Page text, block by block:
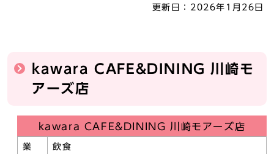
更新日： 2026年1月26日
kawara CAFE&DINING 川崎モ
アーズ店
kawara CAFE&DINING 川崎モアーズ店
業
飲食